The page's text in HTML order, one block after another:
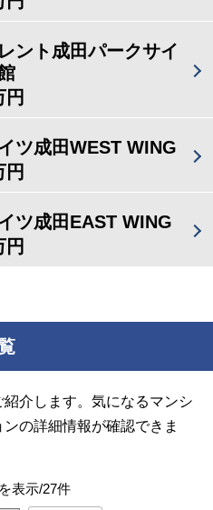
ント成田パークサイ
円
ツ成田WEST WING
円
ツ成田EAST WING
円
介します。気になるマンシ
の詳細情報が確認できま
表示/27件